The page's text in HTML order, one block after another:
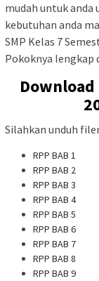
mudah untuk anda
kebutuhan anda
SMP Kelas 7
Pokoknya lengkap
Download
Silahkan unduh
RPP BAB 1
RPP BAB 2
RPP BAB 3
RPP BAB 4
RPP BAB 5
RPP BAB 6
RPP BAB 7
RPP BAB 8
RPP BAB 9